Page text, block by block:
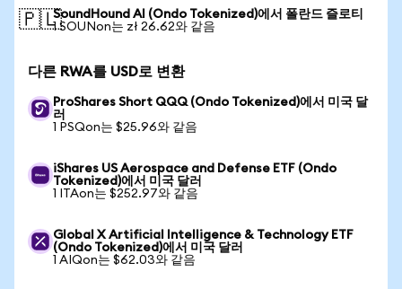
🇵🇱SoundHound AI (Ondo Tokenized)에서 폴란드 즐로티
1 SOUNon는 zł 26.62와 같음
다른 RWA를 USD로 변환
ProShares Short QQQ (Ondo Tokenized)에서 미국 달
러
1 PSQon는 $25.96와 같음
iShares US Aerospace and Defense ETF (Ondo
Tokenized)에서 미국 달러
1 ITAon는 $252.97와 같음
Global X Artificial Intelligence & Technology ETF
(Ondo Tokenized)에서 미국 달러
1 AIQon는 $62.03와 같음